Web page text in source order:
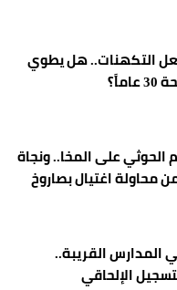
التكهنات.. هل يطوي
الحوثي على المخا.. ونجاة
محاولة اغتيال بصاروخ
المدارس القريبة..
الإلحاقي